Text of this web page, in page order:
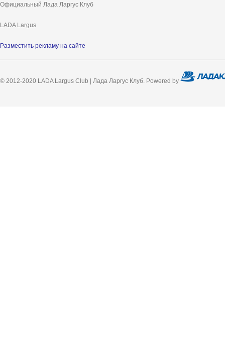
Официальный Лада Ларгус Клуб
LADA Largus
Разместить рекламу на сайте
© 2012-2020 LADA Largus Club | Лада Ларгус Клуб. Powered by